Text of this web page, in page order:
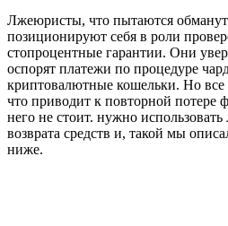
Лжеюристы, что пытаются
позиционируют себя в роли
стопроцентные гарантии. Они
оспорят платежи по процедуре
криптовалютные кошельки. Но все
что приводит к повторной потере
него не стоит. нужно
возврата средств и, такой мы
ниже.